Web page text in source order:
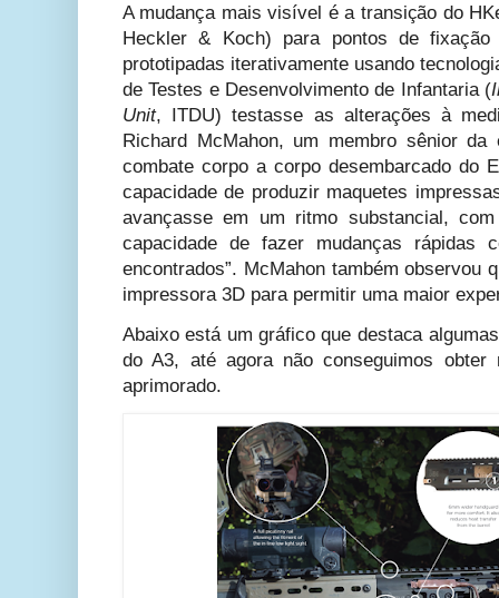
A mudança mais visível é a transição do
Heckler & Koch) para pontos de
prototipadas iterativamente usando
de Testes e Desenvolvimento de Infantaria (
Unit, ITDU) testasse as alterações à
Richard McMahon, um membro sênior
combate corpo a corpo desembarcado do
capacidade de produzir maquetes
avançasse em um ritmo substancial,
capacidade de fazer mudanças rápidas
encontrados”. McMahon também observou
impressora 3D para permitir uma maior
Abaixo está um gráfico que destaca
do A3, até agora não conseguimos obter
aprimorado.